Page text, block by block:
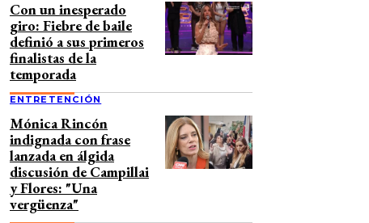
Con un inesperado
giro: Fiebre de baile
definió a sus primeros
finalistas de la
temporada
ENTRETENCIÓN
Mónica Rincón
indignada con frase
lanzada en álgida
discusión de Campillai
y Flores: "Una
vergüenza"